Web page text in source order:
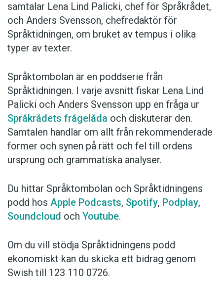
samtalar Lena Lind Palicki, chef för Språkrådet,
och Anders Svensson, chefredaktör för
Språktidningen, om bruket av tempus i olika
typer av texter.
Språktombolan är en poddserie från
Språktidningen. I varje avsnitt fiskar Lena Lind
Palicki och Anders Svensson upp en fråga ur
Språkrådets frågelåda och diskuterar den.
Samtalen handlar om allt från rekommenderade
former och synen på rätt och fel till ordens
ursprung och grammatiska analyser.
Du hittar Språktombolan och Språktidningens
podd hos Apple Podcasts, Spotify, Podplay,
Soundcloud och Youtube.
Om du vill stödja Språktidningens podd
ekonomiskt kan du skicka ett bidrag genom
Swish till 123 110 0726.